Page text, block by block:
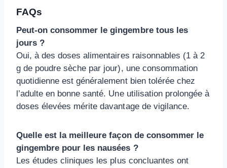
FAQs
Peut-on consommer le gingembre tous les
jours ?
Oui, à des doses alimentaires raisonnables (1 à 2
g de poudre sèche par jour), une consommation
quotidienne est généralement bien tolérée chez
l’adulte en bonne santé. Une utilisation prolongée à
doses élevées mérite davantage de vigilance.
Quelle est la meilleure façon de consommer le
gingembre pour les nausées ?
Les études cliniques les plus concluantes ont